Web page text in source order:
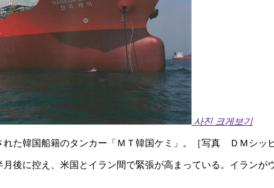
사진 크게보기
れた韓国船籍のタンカー「ＭＴ韓国ケミ」。［写真 ＤＭシッ
後に控え、米国とイラン間で緊張が高まっている。イラン